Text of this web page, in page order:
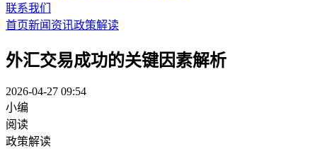
联系我们
首页新闻资讯政策解读
外汇交易成功的关键因素解析
2026-04-27 09:54
小编
阅读
政策解读